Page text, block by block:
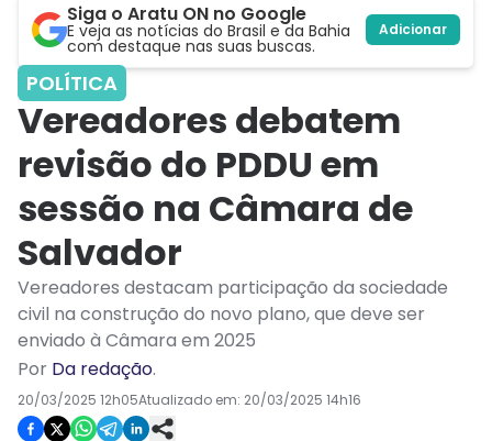
Siga o Aratu ON no Google
E veja as notícias do Brasil e da Bahia
com destaque nas suas buscas.
Adicionar
POLÍTICA
Vereadores debatem
revisão do PDDU em
sessão na Câmara de
Salvador
Vereadores destacam participação da sociedade
civil na construção do novo plano, que deve ser
enviado à Câmara em 2025
Por Da redação.
20/03/2025 12h05Atualizado em: 20/03/2025 14h16